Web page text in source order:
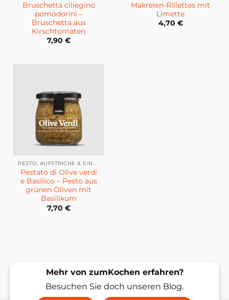
Bruschetta ciliegino
pomodorini –
Bruschetta aus
Kirschtomaten
7,90 €
Makrelen-Rillettes mit
Limette
4,70 €
PESTO, AUFSTRICHE & EINGELEGTES
Pestato di Olive verdi
e Basilico – Pesto aus
grünen Oliven mit
Basilikum
7,70 €
Mehr von zumKochen erfahren?
Besuchen Sie doch unseren Blog.